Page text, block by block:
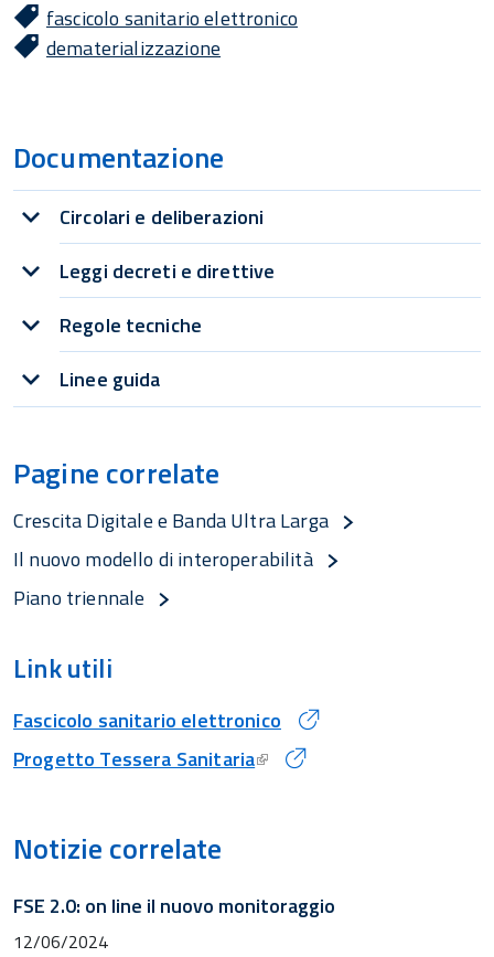
fascicolo sanitario elettronico
dematerializzazione
Documentazione
Circolari e deliberazioni
Leggi decreti e direttive
Regole tecniche
Linee guida
Pagine correlate
Crescita Digitale e Banda Ultra Larga
Il nuovo modello di interoperabilità
Piano triennale
Link utili
Fascicolo sanitario elettronico
Progetto Tessera Sanitaria
Notizie correlate
FSE 2.0: on line il nuovo monitoraggio
12/06/2024